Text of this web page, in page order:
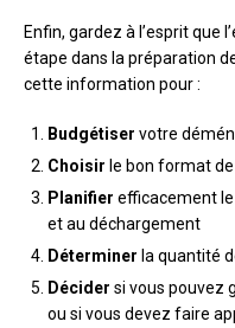
Enfin, gardez à l’esprit que
étape dans la préparation
cette information pour :
Budgétiser votre
Choisir le bon format
Planifier efficacement
et au déchargement
Déterminer la quantité
Décider si vous pouvez
ou si vous devez faire